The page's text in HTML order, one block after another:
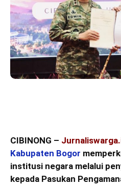
CIBINONG –
Kabupaten Bogor
institusi negara melalui
kepada Pasukan